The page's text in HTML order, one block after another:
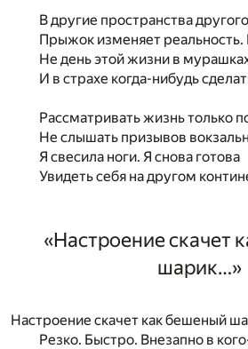
В другие пространства
Прыжок изменяет
Не день этой жизни в
И в страхе когда-нибудь
Рассматривать жизнь только
Не слышать призывов
Я свесила ноги. Я снова готова
Увидеть себя на другом
«Настроение скачет
шарик…»
Настроение скачет как бешеный
Резко. Быстро. Внезапно в